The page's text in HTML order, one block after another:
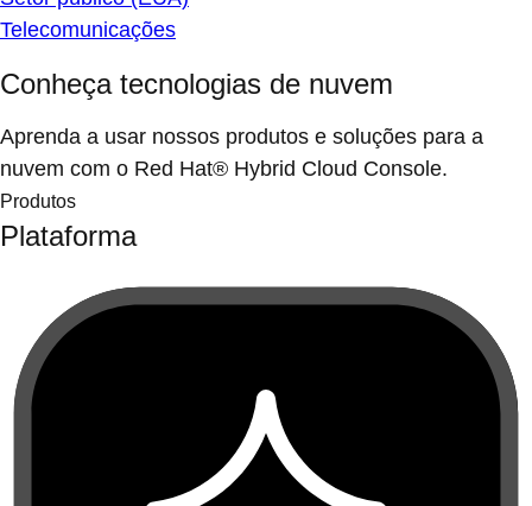
Telecomunicações
Conheça tecnologias de nuvem
Aprenda a usar nossos produtos e soluções para a
nuvem com o Red Hat® Hybrid Cloud Console.
Produtos
Plataforma